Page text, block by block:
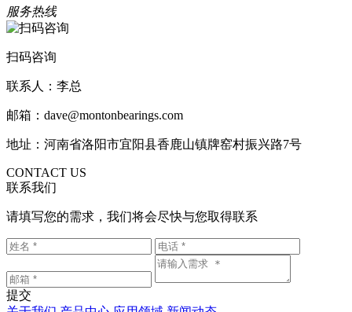
服务热线
扫码咨询
联系人：李总
邮箱：dave@montonbearings.com
地址：河南省洛阳市宜阳县香鹿山镇牌窑村振兴路7号
CONTACT US
联系我们
请填写您的需求，我们将会尽快与您取得联系
提交